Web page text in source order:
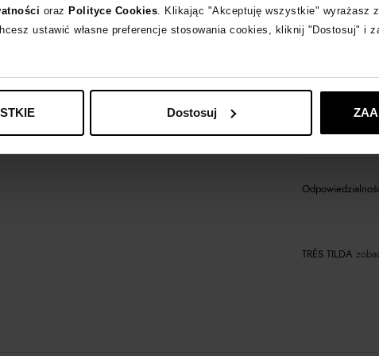
oraz Polityce Cookies. Klikając "Akceptuję wszystkie" wyrażasz
ustawić własne preferencje stosowania cookies, kliknij "Dostosuj" i
Dostosuj
Opis produktu
Materiał
Produkt
TRÉS TILDA